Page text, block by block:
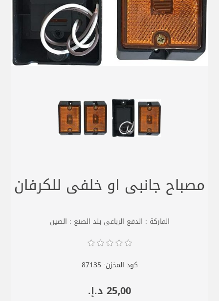
مصباح جانبى او خلفى للكرفان
الماركة : الدفع الرباعى بلد الصنع : الصين
كود المخزن: 87135
25٫00 د.إ.‏